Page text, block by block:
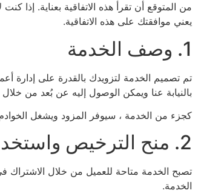
من المتوقع أن تقرأ هذه الاتفاقية بعناية.
يعني موافقتك على هذه الاتفاقية.
1. وصف الخدمة
تم تصميم الخدمة لتزويدك بالقدرة على إدارة
بالنيابة عنا ويمكن الوصول إليه عن بُعد من خلال
كجزء من الخدمة ، سيوفر المزود ويشغل
2. منح الترخيص واستخدام الخدمة
تصبح الخدمة متاحة للعميل من خلال
الخدمة.